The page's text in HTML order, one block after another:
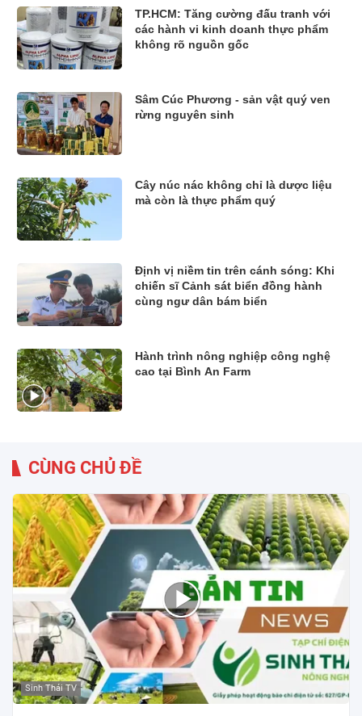
TP.HCM: Tăng cường đấu tranh với
các hành vi kinh doanh thực phẩm
không rõ nguồn gốc
Sâm Cúc Phương - sản vật quý ven
rừng nguyên sinh
Cây núc nác không chỉ là dược liệu
mà còn là thực phẩm quý
Định vị niềm tin trên cánh sóng: Khi
chiến sĩ Cảnh sát biển đồng hành
cùng ngư dân bám biển
Hành trình nông nghiệp công nghệ
cao tại Bình An Farm
CÙNG CHỦ ĐỀ
Sinh Thái TV